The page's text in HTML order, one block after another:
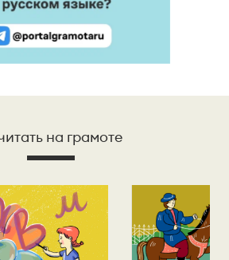
на грамоте